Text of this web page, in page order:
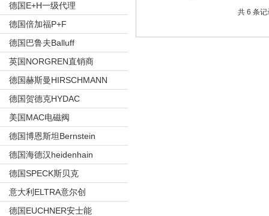
德国E+H一级代理
德国倍加福P+F
德国巴鲁夫Balluff
英国NORGREN直销商
德国赫斯曼HIRSCHMANN
德国贺德克HYDAC
美国MAC电磁阀
德国博恩斯坦Bernstein
德国海德汉heidenhain
德国SPECK斯贝克
意大利ELTRA意尔创
德国EUCHNER安士能
共 6 条